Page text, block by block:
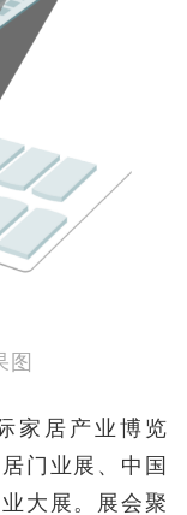
图
家居产业博览
门业展、中国
大展。展会聚